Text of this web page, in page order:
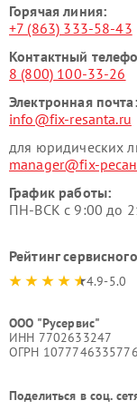
Горячая линия:
+7 (863) 333-58-43
Контактный
8 (800) 100-33-26
Электронная почта:
info@fix-resanta.ru
для юридических
manager@fix-
График работы:
ПН-ВСК с 9:00 до
Рейтинг
4.9-5.0
ООО "Русервис"
ИНН 7702633247
ОГРН 1077746335776
Поделиться в соц.